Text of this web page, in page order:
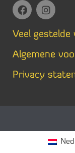
Veel gestelde
Algemene
Privacy